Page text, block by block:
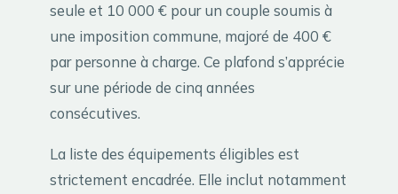
seule et 10 000 € pour un couple soumis à
une imposition commune, majoré de 400 €
par personne à charge. Ce plafond s’apprécie
sur une période de cinq années
consécutives.
La liste des équipements éligibles est
strictement encadrée. Elle inclut notamment